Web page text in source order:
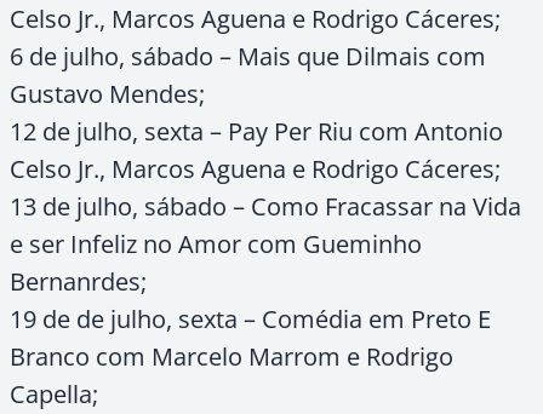
Celso Jr., Marcos Aguena e Rodrigo Cáceres;
6 de julho, sábado – Mais que Dilmais com
Gustavo Mendes;
12 de julho, sexta – Pay Per Riu com Antonio
Celso Jr., Marcos Aguena e Rodrigo Cáceres;
13 de julho, sábado – Como Fracassar na Vida
e ser Infeliz no Amor com Gueminho
Bernanrdes;
19 de de julho, sexta – Comédia em Preto E
Branco com Marcelo Marrom e Rodrigo
Capella;